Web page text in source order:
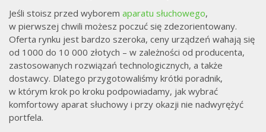
Jeśli stoisz przed wyborem aparatu słuchowego,
w pierwszej chwili możesz poczuć się zdezorientowany.
Oferta rynku jest bardzo szeroka, ceny urządzeń wahają się
od 1000 do 10 000 złotych – w zależności od producenta,
zastosowanych rozwiązań technologicznych, a także
dostawcy. Dlatego przygotowaliśmy krótki poradnik,
w którym krok po kroku podpowiadamy, jak wybrać
komfortowy aparat słuchowy i przy okazji nie nadwyrężyć
portfela.